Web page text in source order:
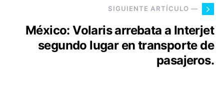
SIGUIENTE ARTÍCULO —
México: Volaris arrebata a Interjet
segundo lugar en transporte de
pasajeros.